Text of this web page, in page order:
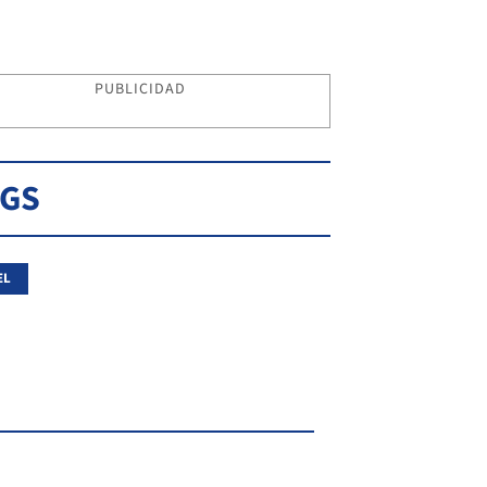
PUBLICIDAD